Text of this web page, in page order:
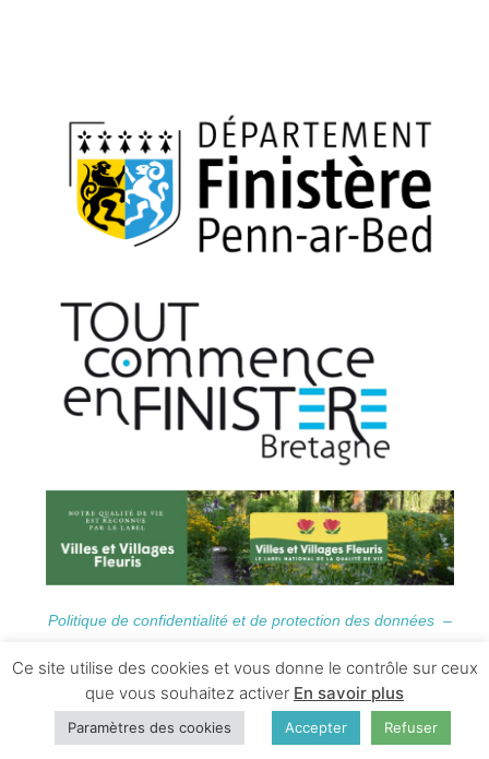
Politique de confidentialité et de protection des données –
Informations Légales
Ce site utilise des cookies et vous donne le contrôle sur ceux
que vous souhaitez activer En savoir plus
Paramètres des cookies Accepter Refuser